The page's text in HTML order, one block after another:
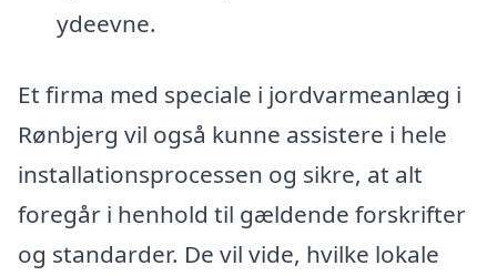
ydeevne.
Et firma med speciale i jordvarmeanlæg i
Rønbjerg vil også kunne assistere i hele
installationsprocessen og sikre, at alt
foregår i henhold til gældende forskrifter
og standarder. De vil vide, hvilke lokale